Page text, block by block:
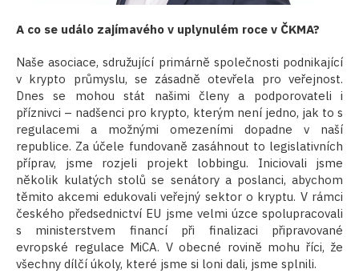
A co se událo zajímavého v uplynulém roce v ČKMA?
Naše asociace, sdružující primárně společnosti podnikající
v krypto průmyslu, se zásadně otevřela pro veřejnost.
Dnes se mohou stát našimi členy a podporovateli i
příznivci – nadšenci pro krypto, kterým není jedno, jak to s
regulacemi a možnými omezeními dopadne v naší
republice. Za účele fundovaně zasáhnout to legislativních
příprav, jsme rozjeli projekt lobbingu. Iniciovali jsme
několik kulatých stolů se senátory a poslanci, abychom
těmito akcemi edukovali veřejný sektor o kryptu. V rámci
českého předsednictví EU jsme velmi úzce spolupracovali
s ministerstvem financí při finalizaci připravované
evropské regulace MiCA. V obecné rovině mohu říci, že
všechny dílčí úkoly, které jsme si loni dali, jsme splnili.